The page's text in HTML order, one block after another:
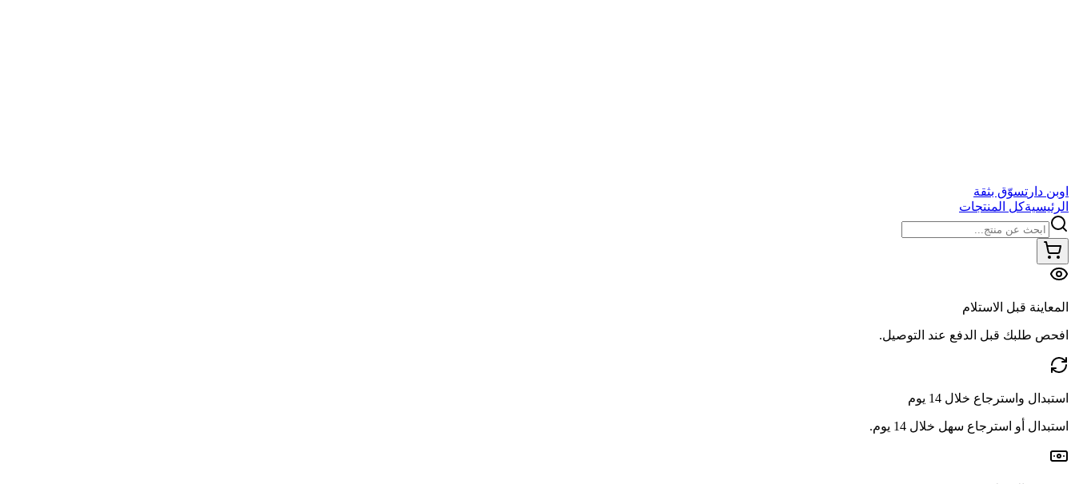
اوبن دار تسوّق بثقة
الرئيسيةكل المنتجات
المعاينة قبل الاستلام
افحص طلبك قبل الدفع عند التوصيل.
استبدال واسترجاع خلال 14 يوم
استبدال أو استرجاع سهل خلال 14 يوم.